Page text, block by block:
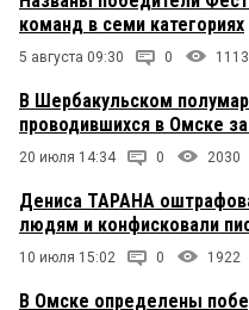
команд в семи категориях
5 августа 09:30 0 1113
В Шербакульском
проводившихся в Омске
20 июля 14:34 0 2030
Дениса ТАРАНА
людям и конфисковали
10 июля 15:02 0 1922
В Омске определены